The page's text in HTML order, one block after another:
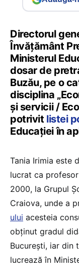
Directorul
Învățământ
Ministerul
dosar de
Buzău, pe o
disciplina
şi servicii /
potrivit listei
Educației în
Tania Irimia este
lucrat ca
2000, la Grupul
Craiova, unde a
ului acesteia
obținut gradul
București, iar din
lucrează în